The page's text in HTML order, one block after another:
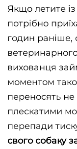
Якщо летите
потрібно
годин раніше,
вихованця
моментом
переносять не
плескатими
перепади
свого собаку